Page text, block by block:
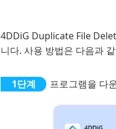
4DDiG Duplicate File
니다. 사용 방법은 다음과
프로그램을 다